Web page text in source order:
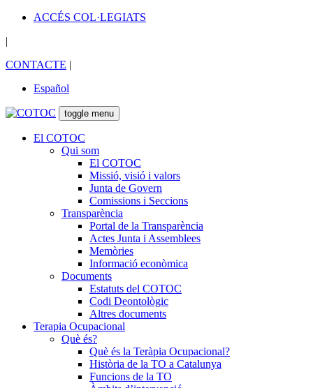
ACCÉS COL·LEGIATS
|
CONTACTE |
Español
toggle menu
El COTOC
Qui som
El COTOC
Missió, visió i valors
Junta de Govern
Comissions i Seccions
Transparència
Portal de la Transparència
Actes Junta i Assemblees
Memòries
Informació econòmica
Documents
Estatuts del COTOC
Codi Deontològic
Altres documents
Terapia Ocupacional
Què és?
Què és la Teràpia Ocupacional?
Història de la TO a Catalunya
Funcions de la TO